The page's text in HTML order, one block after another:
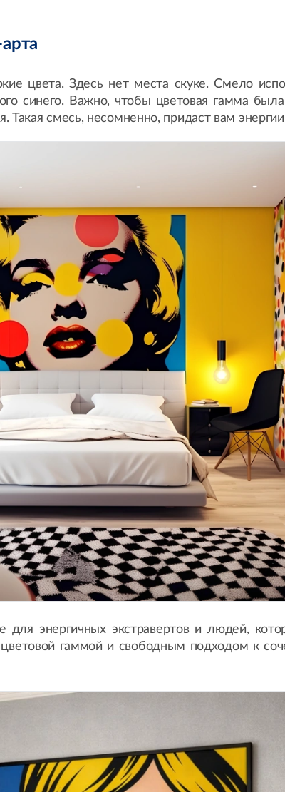
цвета. Здесь нет места скуке. Смело
синего. Важно, чтобы цветовая гамма
смесь, несомненно, придаст вам
энергичных экстравертов и людей,
гаммой и свободным подходом к